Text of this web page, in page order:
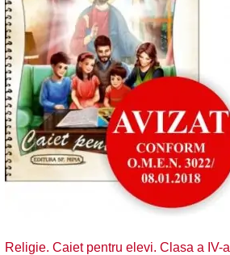
Religie. Caiet pentru elevi. Clasa a IV-a